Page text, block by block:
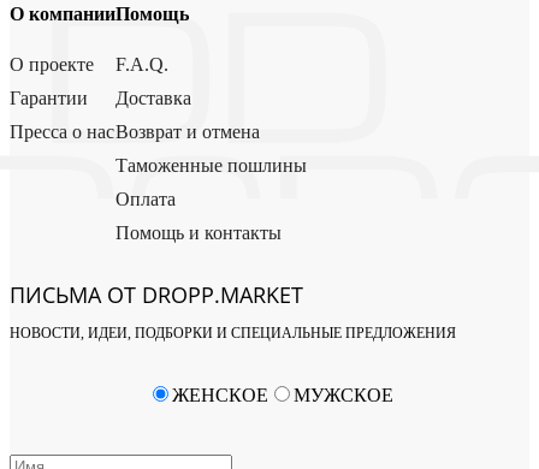
О компании
О проекте
Гарантии
Пресса о нас
Помощь
F.A.Q.
Доставка
Возврат и отмена
Таможенные пошлины
Оплата
Помощь и контакты
ПИСЬМА ОТ DROPP.MARKET
НОВОСТИ, ИДЕИ, ПОДБОРКИ И СПЕЦИАЛЬНЫЕ ПРЕДЛОЖЕНИЯ
ЖЕНСКОЕ МУЖСКОЕ